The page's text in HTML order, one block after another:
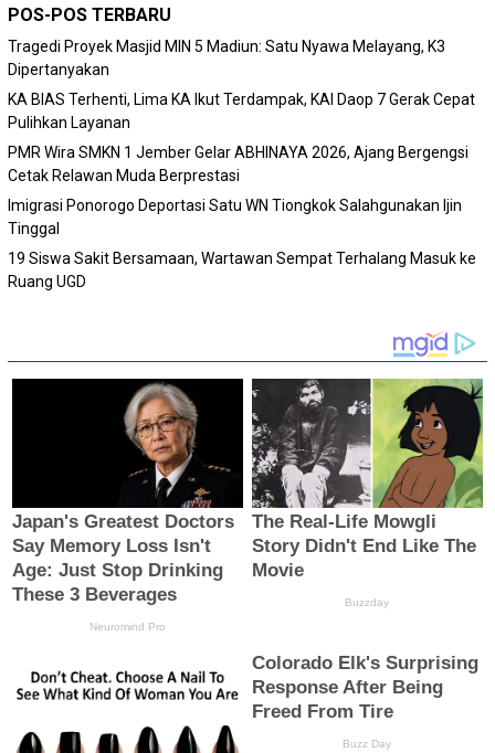
POS-POS TERBARU
Tragedi Proyek Masjid MIN 5 Madiun: Satu Nyawa Melayang, K3
Dipertanyakan
KA BIAS Terhenti, Lima KA Ikut Terdampak, KAI Daop 7 Gerak Cepat
Pulihkan Layanan
PMR Wira SMKN 1 Jember Gelar ABHINAYA 2026, Ajang Bergengsi
Cetak Relawan Muda Berprestasi
Imigrasi Ponorogo Deportasi Satu WN Tiongkok Salahgunakan Ijin
Tinggal
19 Siswa Sakit Bersamaan, Wartawan Sempat Terhalang Masuk ke
Ruang UGD